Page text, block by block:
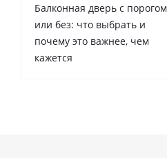
Балконная дверь с порогом
или без: что выбрать и
почему это важнее, чем
кажется